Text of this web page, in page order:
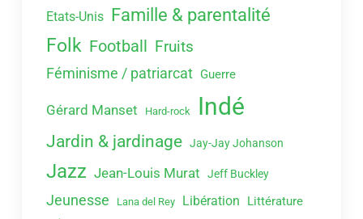
Etats-Unis Famille & parentalité
Folk Football Fruits
Féminisme / patriarcat Guerre
Gérard Manset Hard-rock Indé
Jardin & jardinage Jay-Jay Johanson
Jazz Jean-Louis Murat Jeff Buckley
Jeunesse Lana del Rey Libération Littérature